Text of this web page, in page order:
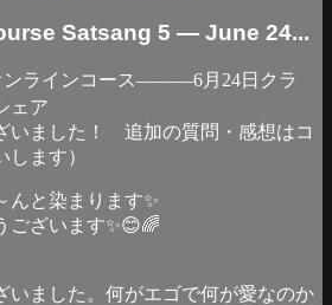
Satsang 5 — June 24...
ラインコース―――6月24日クラ
シェア
いました！ 追加の質問・感想はコ
します）
んと染まります✨
ございます✨️😊🌈
いました。何がエゴで何が愛なのか